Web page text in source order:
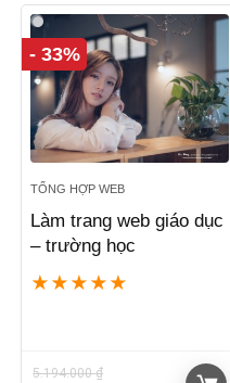
22.720.000 ₫.là:
15.000.000 ₫.
- 33%
TỔNG HỢP WEB
Làm trang web giáo dục
– trường học
★ ★ ★ ★ ★
5.194.000₫